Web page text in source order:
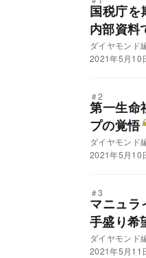
国税庁を
内部資料
ダイヤモンド
2021年5月10
＃2
第一生命
プの覚悟
ダイヤモンド
2021年5月10
＃3
マニュラ
手盛り希
ダイヤモンド
2021年5月11